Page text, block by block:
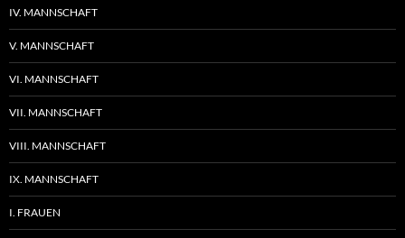
IV. MANNSCHAFT
V. MANNSCHAFT
VI. MANNSCHAFT
VII. MANNSCHAFT
VIII. MANNSCHAFT
IX. MANNSCHAFT
I. FRAUEN